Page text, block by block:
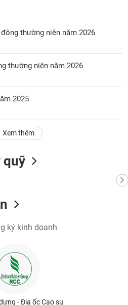
thường niên năm 2026
thường niên năm 2026
2025
Xem thêm
quỹ
ký kinh doanh
- Địa ốc Cao su